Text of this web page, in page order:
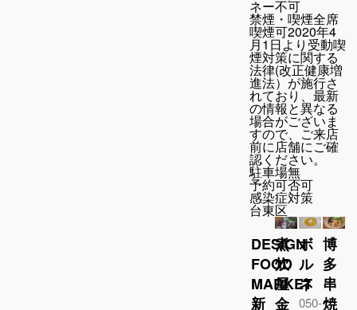
ネー不可
禁煙・喫煙全席
喫煙可2020年4
月1日より受動喫
煙対策に関する
法律(改正健康増
進法）が施行さ
れており、最新
の情報と異なる
場合がございま
すので、ご来店
前に店舗にご確
認ください。
駐車場無
予約可否可
感染症対策
台東区
DESIGN
FOOD
MARKET
新
煮
炊
屋
金
ボ
ル
ネ
050-
博
多
串
焼